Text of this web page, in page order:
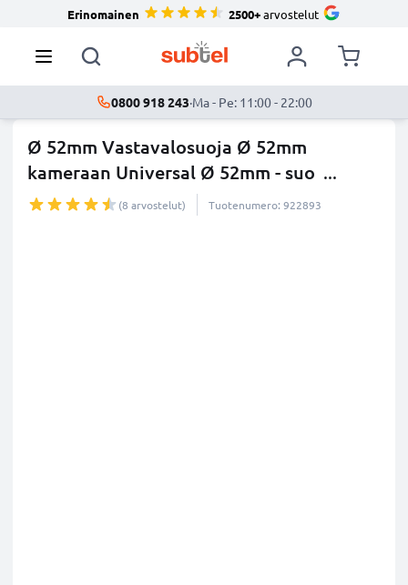
Erinomainen 2500+arvostelut
0800 918 243·Ma - Pe: 11:00 - 22:00
Ø 52mm Vastavalosuoja Ø 52mm
kameraan Universal Ø 52mm - suo ...
lisää
(8 arvostelut) Tuotenumero: 922893